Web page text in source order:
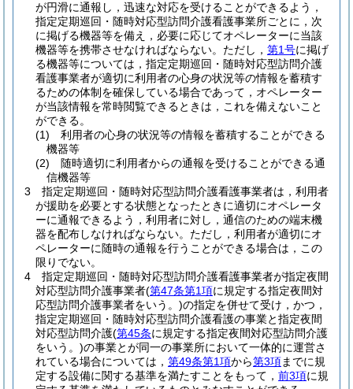
が円滑に通報し，迅速な対応を受けることができるよう，
指定定期巡回・随時対応型訪問介護看護事業所ごとに，次
に掲げる機器等を備え，必要に応じてオペレーターに当該
機器等を携帯させなければならない。 ただし， 第1号に掲げ
る機器等については，指定定期巡回・随時対応型訪問介護
看護事業者が適切に利用者の心身の状況等の情報を蓄積す
るための体制を確保している場合であって，オペレーター
が当該情報を常時閲覧できるときは，これを備えないこと
ができる。
(1)
利用者の心身の状況等の情報を蓄積することができる
機器等
(2)
随時適切に利用者からの通報を受けることができる通
信機器等
3
指定定期巡回・随時対応型訪問介護看護事業者は，利用者
が援助を必要とする状態となったときに適切にオペレータ
ーに通報できるよう，利用者に対し，通信のための端末機
器を配布しなければならない。 ただし，利用者が適切にオ
ペレーターに随時の通報を行うことができる場合は，この
限りでない。
4
指定定期巡回・随時対応型訪問介護看護事業者が指定夜間
対応型訪問介護事業者(第47条第1項に規定する指定夜間対
応型訪問介護事業者をいう。)の指定を併せて受け，かつ，
指定定期巡回・随時対応型訪問介護看護の事業と指定夜間
対応型訪問介護(第45条に規定する指定夜間対応型訪問介護
をいう。)の事業とが同一の事業所において一体的に運営さ
れている場合については， 第49条第1項から第3項までに規
定する設備に関する基準を満たすことをもって， 前3項に規